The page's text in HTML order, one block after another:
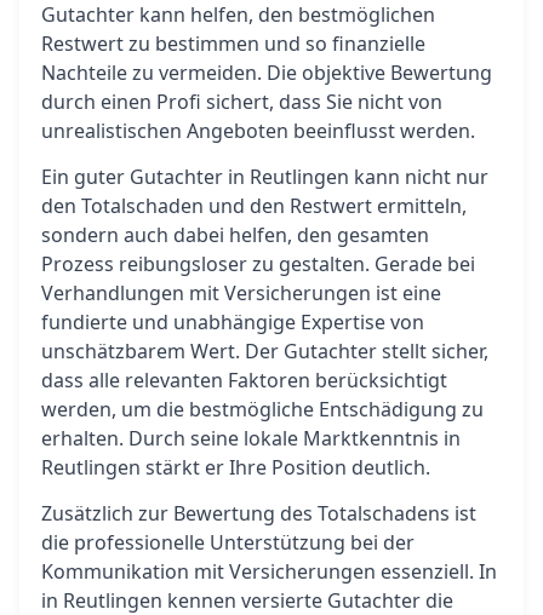
Gutachter kann helfen, den bestmöglichen
Restwert zu bestimmen und so finanzielle
Nachteile zu vermeiden. Die objektive Bewertung
durch einen Profi sichert, dass Sie nicht von
unrealistischen Angeboten beeinflusst werden.
Ein guter Gutachter in Reutlingen kann nicht nur
den Totalschaden und den Restwert ermitteln,
sondern auch dabei helfen, den gesamten
Prozess reibungsloser zu gestalten. Gerade bei
Verhandlungen mit Versicherungen ist eine
fundierte und unabhängige Expertise von
unschätzbarem Wert. Der Gutachter stellt sicher,
dass alle relevanten Faktoren berücksichtigt
werden, um die bestmögliche Entschädigung zu
erhalten. Durch seine lokale Marktkenntnis in
Reutlingen stärkt er Ihre Position deutlich.
Zusätzlich zur Bewertung des Totalschadens ist
die professionelle Unterstützung bei der
Kommunikation mit Versicherungen essenziell. In
in Reutlingen kennen versierte Gutachter die